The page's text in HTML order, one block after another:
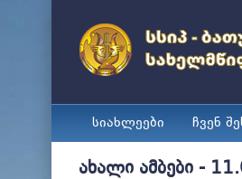
სიახლეები ჩვენ
ახალი ამბები -